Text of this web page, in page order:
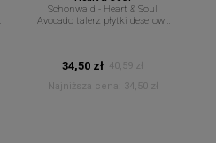
Schonwald - Heart & Soul
Avocado talerz płytki deserowy
34,50 zł
40,59 zł
Najniższa cena:
34,50 zł